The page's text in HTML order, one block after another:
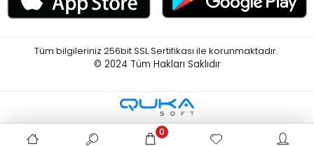
Tüm bilgileriniz 256bit SSL Sertifikası ile korunmaktadır.
© 2024 Tüm Hakları Saklıdır
0